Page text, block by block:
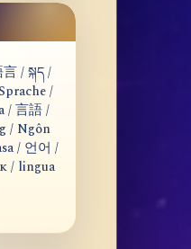
言 / སྐད /
/
/ 言語 /
/ Ngôn
/ 언어 /